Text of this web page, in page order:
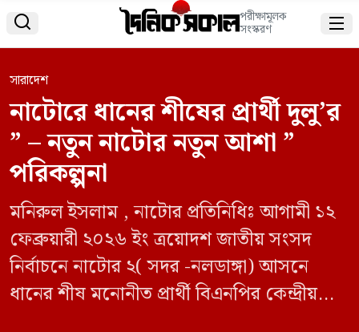
 পরীক্ষামূলক
সংস্করণ 
সারাদেশ
নাটোরে ধানের শীষের প্রার্থী দুলু’র
” – নতুন নাটোর নতুন আশা ”
পরিকল্পনা
মনিরুল ইসলাম , নাটোর প্রতিনিধিঃ ‎আগামী ১২
ফেব্রুয়ারী ২০২৬ ইং ত্রয়োদশ জাতীয় সংসদ
নির্বাচনে নাটোর ২( সদর -নলডাঙ্গা) আসনে
ধানের শীষ মনোনীত প্রার্থী বিএনপির কেন্দ্রীয়